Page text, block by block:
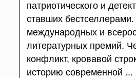
патриотического и
ставших
международных и
литературных премий.
конфликт, кровавой
историю современной ...